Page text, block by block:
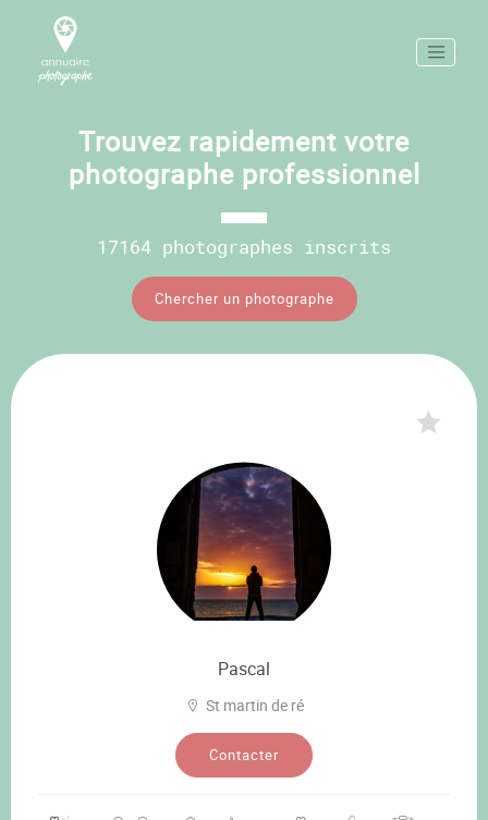
Trouvez rapidement votre
photographe professionnel
17164 photographes inscrits
Chercher un photographe
Pascal
St martin de ré
Contacter